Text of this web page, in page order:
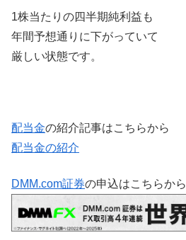
1株当たりの四半期純利益も
年間予想通りに下がっていて
厳しい状態です。
配当金の紹介記事はこちらから
配当金の紹介
DMM.com証券の申込はこちらから